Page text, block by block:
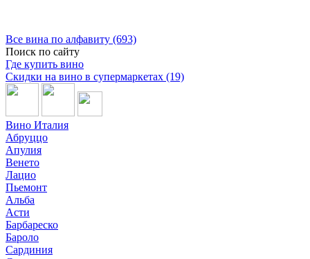
Все вина по алфавиту (693)
Поиск по сайту
Где купить вино
Скидки на вино в супермаркетах (19)
Вино Италия
Абруццо
Апулия
Венето
Лацио
Пьемонт
Альба
Асти
Барбареско
Бароло
Сардиния